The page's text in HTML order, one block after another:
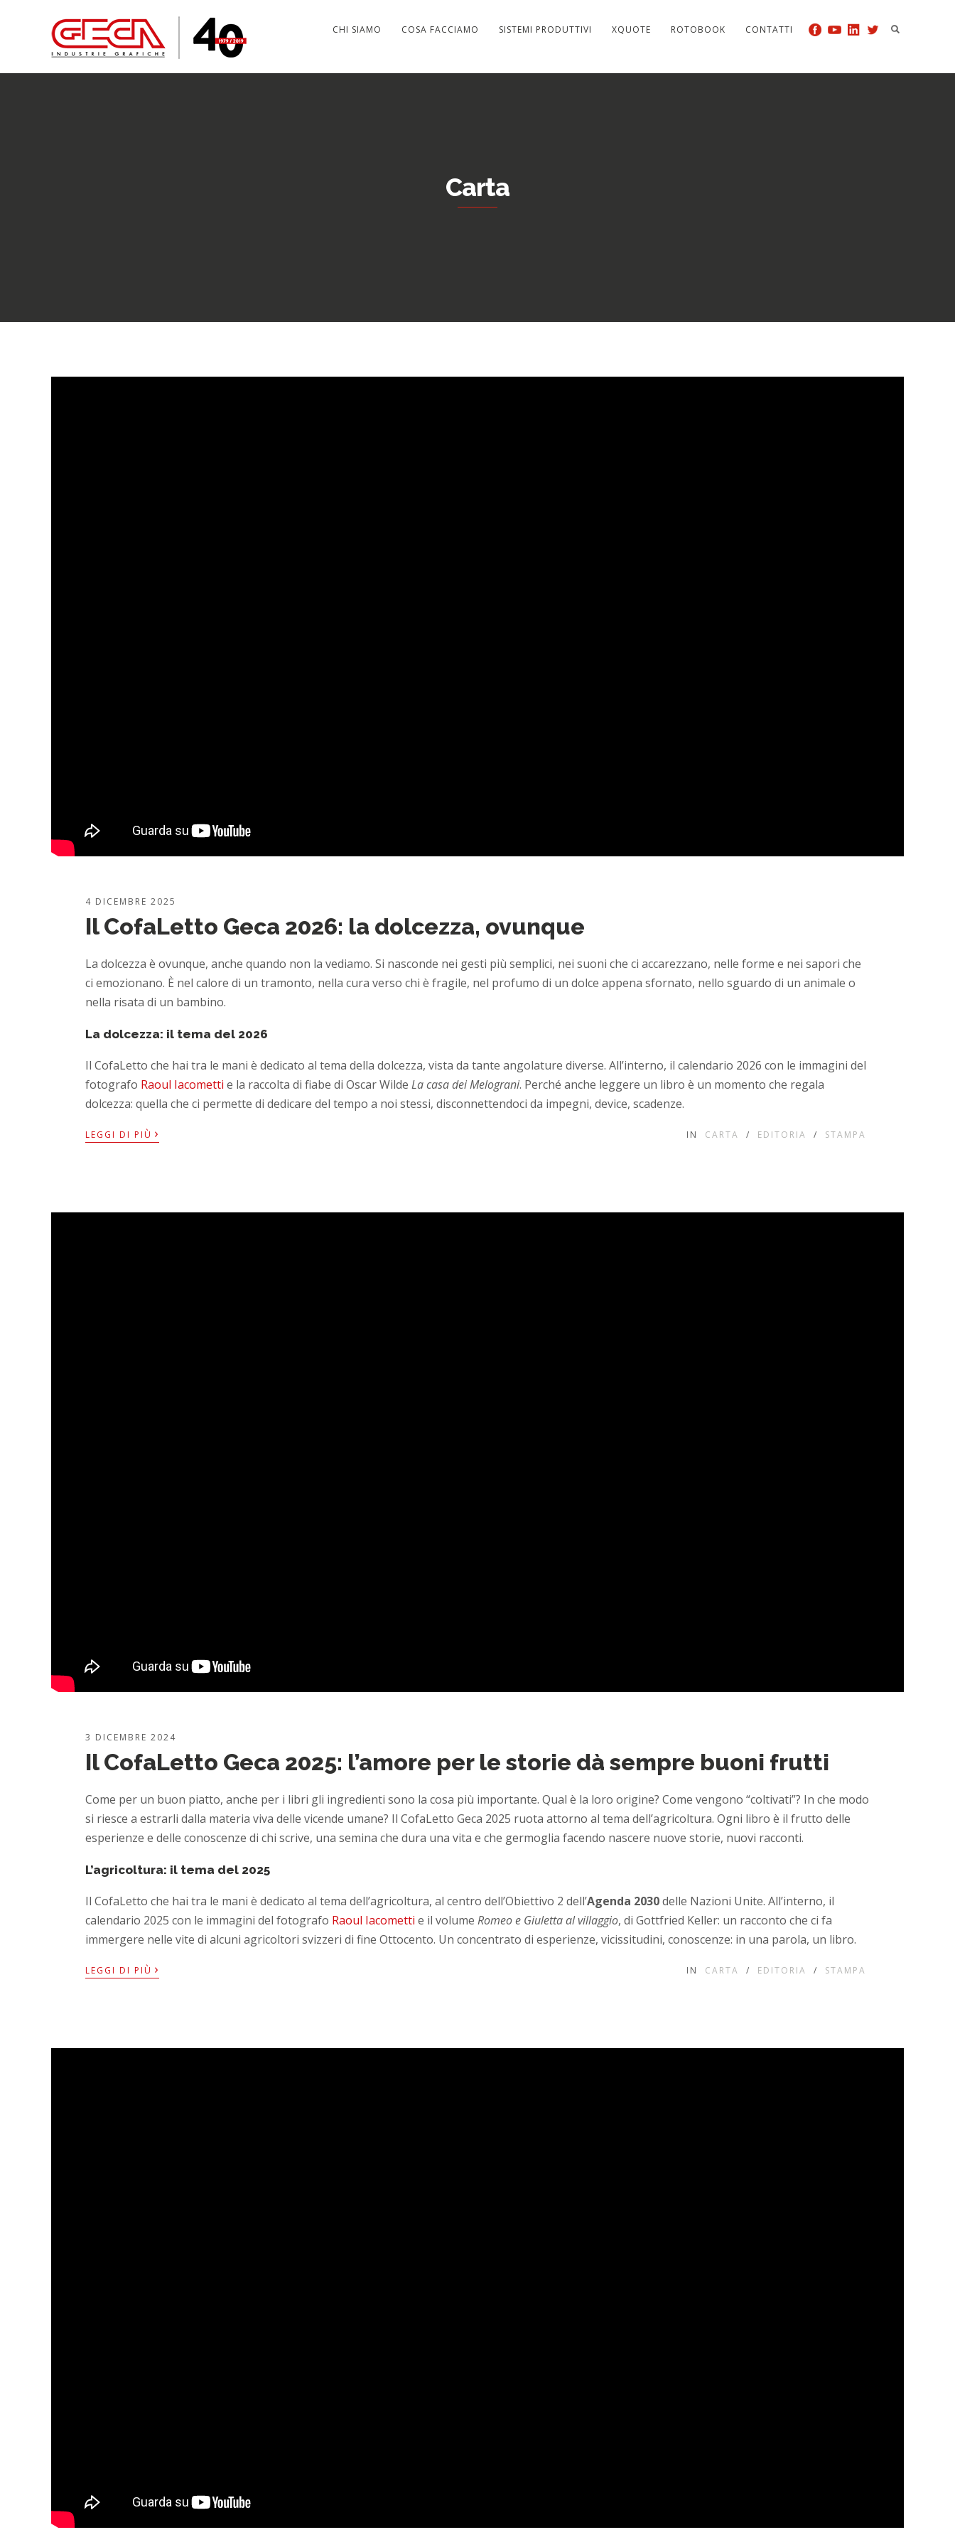
CHI SIAMO COSA FACCIAMO SISTEMI PRODUTTIVI XQUOTE ROTOBOOK CONTATTI
Carta
4 DICEMBRE 2025
Il CofaLetto Geca 2026: la dolcezza, ovunque
La dolcezza è ovunque, anche quando non la vediamo. Si nasconde nei gesti più semplici, nei suoni che ci accarezzano, nelle forme e nei sapori che
ci emozionano. È nel calore di un tramonto, nella cura verso chi è fragile, nel profumo di un dolce appena sfornato, nello sguardo di un animale o
nella risata di un bambino.
La dolcezza: il tema del 2026
Il CofaLetto che hai tra le mani è dedicato al tema della dolcezza, vista da tante angolature diverse. All’interno, il calendario 2026 con le immagini del
fotografo Raoul Iacometti e la raccolta di fiabe di Oscar Wilde La casa dei Melograni. Perché anche leggere un libro è un momento che regala
dolcezza: quella che ci permette di dedicare del tempo a noi stessi, disconnettendoci da impegni, device, scadenze.
LEGGI DI PIÙ › IN CARTA / EDITORIA / STAMPA
3 DICEMBRE 2024
Il CofaLetto Geca 2025: l’amore per le storie dà sempre buoni frutti
Come per un buon piatto, anche per i libri gli ingredienti sono la cosa più importante. Qual è la loro origine? Come vengono “coltivati”? In che modo
si riesce a estrarli dalla materia viva delle vicende umane? Il CofaLetto Geca 2025 ruota attorno al tema dell’agricoltura. Ogni libro è il frutto delle
esperienze e delle conoscenze di chi scrive, una semina che dura una vita e che germoglia facendo nascere nuove storie, nuovi racconti.
L’agricoltura: il tema del 2025
Il CofaLetto che hai tra le mani è dedicato al tema dell’agricoltura, al centro dell’Obiettivo 2 dell’Agenda 2030delle Nazioni Unite. All’interno, il
calendario 2025 con le immagini del fotografo Raoul Iacometti e il volume Romeo e Giuletta al villaggio, di Gottfried Keller: un racconto che ci fa
immergere nelle vite di alcuni agricoltori svizzeri di fine Ottocento. Un concentrato di esperienze, vicissitudini, conoscenze: in una parola, un libro.
LEGGI DI PIÙ › IN CARTA / EDITORIA / STAMPA